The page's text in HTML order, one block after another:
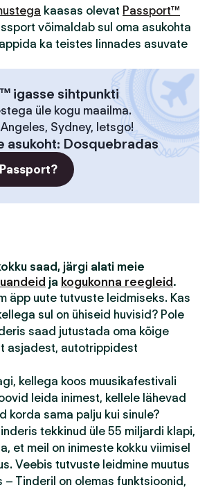
kaasas olevat Passport™
võimaldab sul oma asukohta
ka teistes linnades asuvate
igasse sihtpunkti
üle kogu maailma.
Sydney, letsgo!
asukoht: Dosquebradas
saad, järgi alati meie
ja kogukonna reegleid .
äpp uute tutvuste leidmiseks. Kas
sul on ühiseid huvisid? Pole
saad jutustada oma kõige
asjadest, autotrippidest
kellega koos muusikafestivali
leida inimest, kellele lähevad
korda sama palju kui sinule?
tekkinud üle 55 miljardi klapi,
et meil on inimeste kokku viimisel
Veebis tutvuste leidmine muutus
– Tinderil on olemas funktsioonid,